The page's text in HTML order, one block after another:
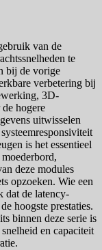
van de
te
bij de vorige
verbetering bij
3D-
hogere
uitwisselen
is het essentieel
deze modules
opzoeken. Wie een
dat de latency-
hoogste prestaties.
binnen deze serie is
en capaciteit